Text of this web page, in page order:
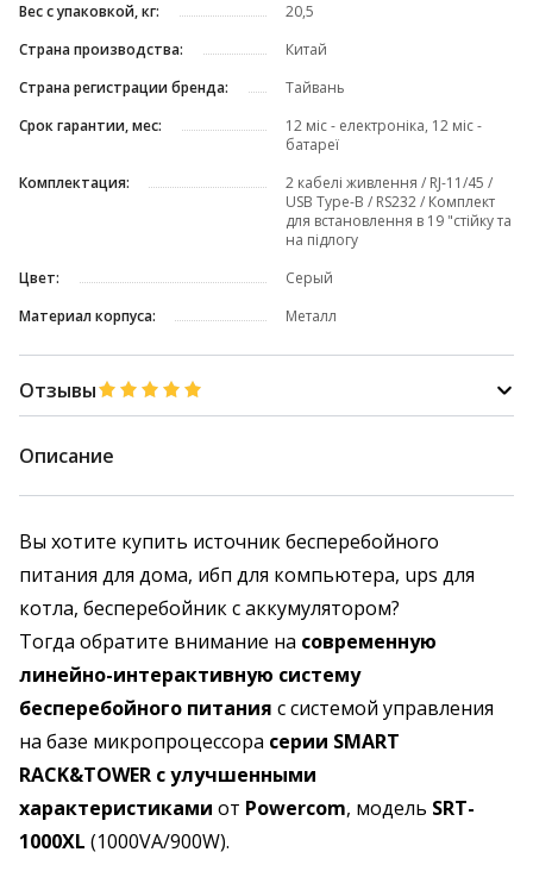
Вес с упаковкой, кг:
20,5
Страна производства:
Китай
Страна регистрации бренда:
Тайвань
Срок гарантии, мес:
12 міс - електроніка, 12 міс -
батареї
Комплектация:
2 кабелі живлення / RJ-11/45 /
USB Type-B / RS232 / Комплект
для встановлення в 19 "стійку та
на підлогу
Цвет:
Серый
Материал корпуса:
Металл
Отзывы
Описание
Вы хотите купить источник бесперебойного
питания для дома, ибп для компьютера, ups для
котла, бесперебойник с аккумулятором?
Тогда обратите внимание на современную
линейно-интерактивную систему
бесперебойного питания с системой управления
на базе микропроцессора серии SMART
RACK&TOWER с улучшенными
характеристиками от Powercom, модель SRT-
1000XL (1000VA/900W).